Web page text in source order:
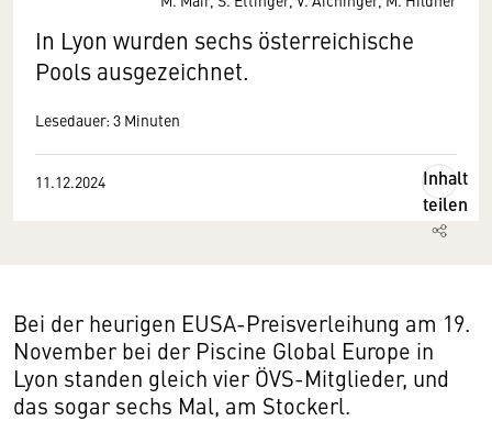
In Lyon wurden sechs österreichische
Pools ausgezeichnet.
Lesedauer: 3 Minuten
11.12.2024
Inhalt
teilen
Bei der heurigen EUSA-Preisverleihung am 19.
November bei der Piscine Global Europe in
Lyon standen gleich vier ÖVS-Mitglieder, und
das sogar sechs Mal, am Stockerl.